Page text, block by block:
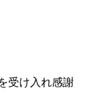
受け入れ感謝